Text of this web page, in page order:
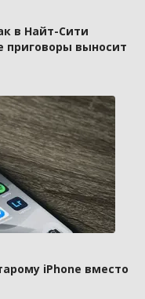
в Найт-Сити
приговоры выносит
iPhone вместо